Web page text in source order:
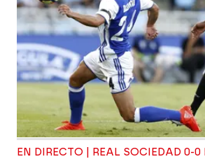
EN DIRECTO | REAL SOCIEDAD 0-0